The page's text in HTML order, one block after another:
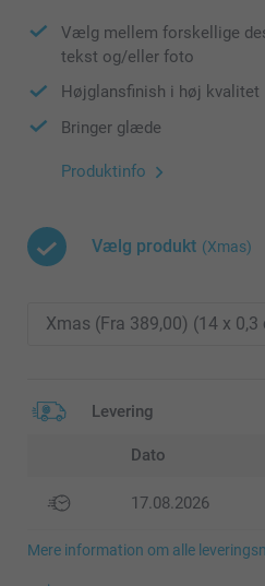
Vælg mellem forskellige
tekst og/eller foto
Højglansfinish i høj kvalitet
Bringer glæde
Produktinfo
Vælg produkt (Xmas)
Levering
Dato
17.08.2026
Mere information om alle